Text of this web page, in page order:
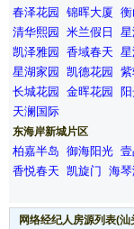
春泽花园
锦晖大厦 衡
清华熙园
米兰假日
凯泽雅园
香域春天
星湖家园
凯德花园 紫
长城花园
金晖花园
天澜国际
东海岸新城片区
柏嘉半岛 御海阳光
香悦春天 凯旋门 海
网络经纪人房源列表(